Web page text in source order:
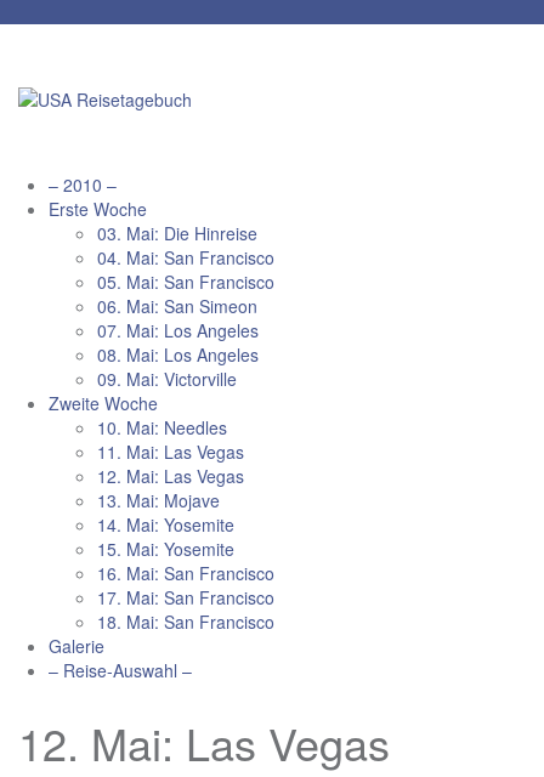
springen
– 2010 –
Erste Woche
03. Mai: Die Hinreise
04. Mai: San Francisco
05. Mai: San Francisco
06. Mai: San Simeon
07. Mai: Los Angeles
08. Mai: Los Angeles
09. Mai: Victorville
Zweite Woche
10. Mai: Needles
11. Mai: Las Vegas
12. Mai: Las Vegas
13. Mai: Mojave
14. Mai: Yosemite
15. Mai: Yosemite
16. Mai: San Francisco
17. Mai: San Francisco
18. Mai: San Francisco
Galerie
– Reise-Auswahl –
12. Mai: Las Vegas